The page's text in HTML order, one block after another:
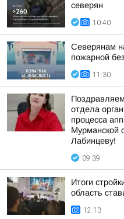
северян
10:40
Северянам
пожарной
11:30
отдела
процесса
Мурманской
Лабинцеву!
09:39
Итоги
область
12:13